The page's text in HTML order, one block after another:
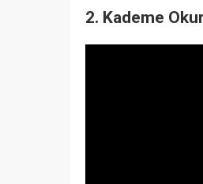
2. Kademe